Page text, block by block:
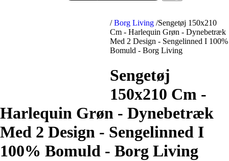
/ Borg Living /Sengetøj 150x210
Cm - Harlequin Grøn - Dynebetræk
Med 2 Design - Sengelinned I 100%
Bomuld - Borg Living
Sengetøj
150x210 Cm -
Harlequin Grøn - Dynebetræk
Med 2 Design - Sengelinned I
100% Bomuld - Borg Living